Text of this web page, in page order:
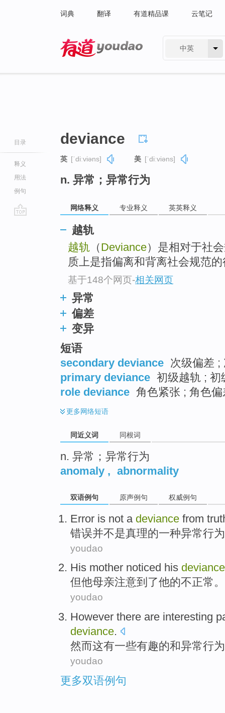
词典 翻译 有道精品课 云笔记
中英
目录
释义
用法
例句
deviance
英 [ˈdiːviəns] 美 [ˈdiːviəns]
n. 异常；异常行为
网络释义 专业释义 英英释义
越轨
越轨 （Deviance）是相对于社
质上是指偏离和背离社会规范
基于148个网页-相关网页
异常
偏差
变异
短语
secondary deviance 次级偏差 ;
primary deviance 初级越轨 ; 初
role deviance 角色紧张 ; 角色
更多网络短语
同近义词 同根词
n. 异常；异常行为
anomaly , abnormality
双语例句 原声例句 权威例句
Error is not a deviance from
错误并不是真理的一种异常行为
youdao
His mother noticed his deviance
但他母亲注意到了他的不正常 。
youdao
However there are interesting
deviance.
然而这有一些有趣的和异常行为
youdao
更多双语例句